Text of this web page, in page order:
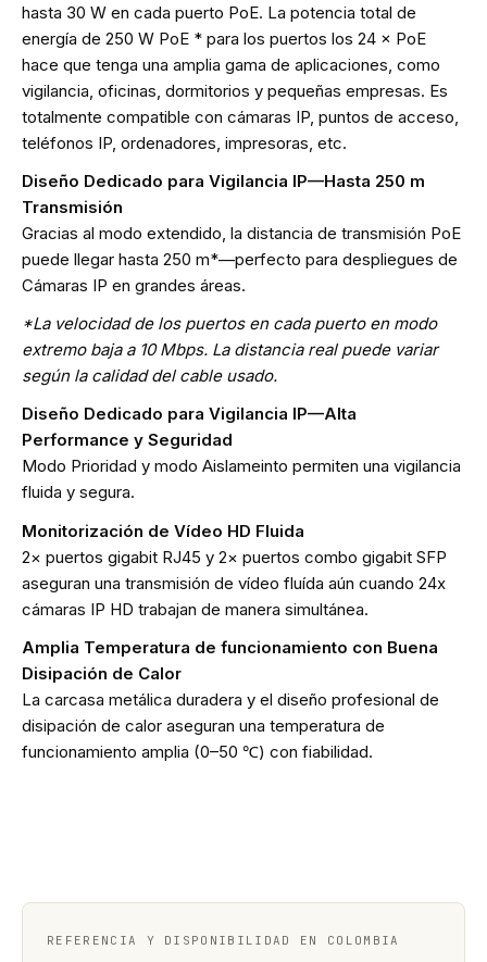
hasta 30 W en cada puerto PoE. La potencia total de
energía de 250 W PoE * para los puertos los 24 × PoE
hace que tenga una amplia gama de aplicaciones, como
vigilancia, oficinas, dormitorios y pequeñas empresas. Es
totalmente compatible con cámaras IP, puntos de acceso,
teléfonos IP, ordenadores, impresoras, etc.
Diseño Dedicado para Vigilancia IP—Hasta 250 m
Transmisión
Gracias al modo extendido, la distancia de transmisión PoE
puede llegar hasta 250 m*—perfecto para despliegues de
Cámaras IP en grandes áreas.
*La velocidad de los puertos en cada puerto en modo
extremo baja a 10 Mbps. La distancia real puede variar
según la calidad del cable usado.
Diseño Dedicado para Vigilancia IP—Alta
Performance y Seguridad
Modo Prioridad y modo Aislameinto permiten una vigilancia
fluida y segura.
Monitorización de Vídeo HD Fluida
2× puertos gigabit RJ45 y 2× puertos combo gigabit SFP
aseguran una transmisión de vídeo fluída aún cuando 24x
cámaras IP HD trabajan de manera simultánea.
Amplia Temperatura de funcionamiento con Buena
Disipación de Calor
La carcasa metálica duradera y el diseño profesional de
disipación de calor aseguran una temperatura de
funcionamiento amplia (0–50 ℃) con fiabilidad.
REFERENCIA Y DISPONIBILIDAD EN COLOMBIA